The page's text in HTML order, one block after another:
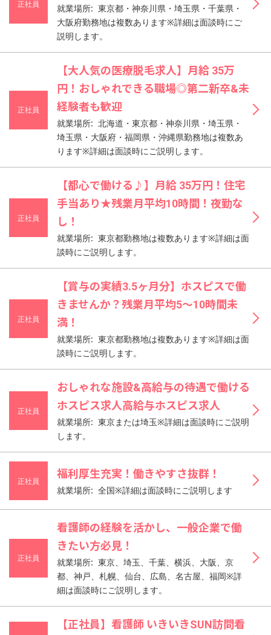
正社員
就業場所: 東京都・神奈川県・埼玉県・千葉県・
大阪府勤務地は複数あります※詳細は面談時にご
説明します。
正社員
【大人気の医療脱毛求人】月給 35万
円！おしゃれできる職場◎第二新卒&未
経験者も歓迎
就業場所: 北海道・東京都・神奈川県・埼玉県・
埼玉県・大阪府・福岡県・沖縄県勤務地は複数あ
ります※詳細は面談時にご説明します。
正社員
【都心で働ける♪】月給 35万円！住宅
手当あり★残業月平均10時間！夜勤な
し！
就業場所: 東京都勤務地は複数あります※詳細は面
談時にご説明します。
正社員
【賞与の実績3.5ヶ月分】ホスピスで働
きませんか？残業月平均5〜10時間未
満！
就業場所: 東京都勤務地は複数あります※詳細は面
談時にご説明します。
正社員
おしゃれな施設&高給与の待遇で働ける
ホスピス求人高給与ホスピス求人
就業場所: 東京または埼玉※詳細は面談時にご説明
します。
正社員
福利厚生充実！働きやすさ抜群！
就業場所: 全国※詳細は面談時にご説明します
正社員
看護師の経験を活かし、一般企業で働
きたい方必見！
就業場所: 東京、埼玉、千葉、横浜、大阪、京
都、神戸、札幌、仙台、広島、名古屋、福岡※詳
細は面談時にご説明します。
【正社員】看護師 いきいきSUN訪問看